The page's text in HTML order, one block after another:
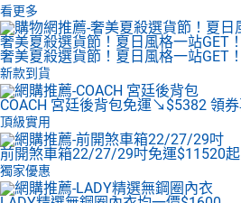
看更多
奢美夏殺選貨節！夏日風格一站GET！
奢美夏殺選貨節！夏日風格一站GET
新款到貨
COACH 宮廷後背包免運↘$5382 領
頂級實用
前開煞車箱22/27/29吋免運$11520起
獨家優惠